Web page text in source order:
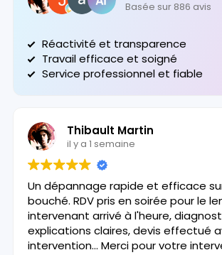
Basée sur 886 avis
Réactivité et transparence
Travail efficace et soigné
Service professionnel et fiable
Thibault Martin
il y a 1 semaine
Un dépannage rapide et efficace
bouché. RDV pris en soirée pour le
intervenant arrivé à l'heure,
explications claires, devis effectué
intervention... Merci pour votre